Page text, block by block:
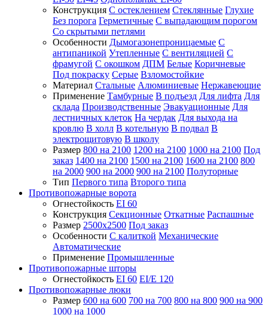
Конструкция С остеклением Стеклянные Глухие
Без порога Герметичные С выпадающим порогом
Со скрытыми петлями
Особенности Дымогазонепроницаемые С
антипаникой Утепленные С вентиляцией С
фрамугой С окошком ДПМ Белые Коричневые
Под покраску Серые Взломостойкие
Материал Стальные Алюминиевые Нержавеющие
Применение Тамбурные В подъезд Для лифта Для
склада Производственные Эвакуационные Для
лестничных клеток На чердак Для выхода на
кровлю В холл В котельную В подвал В
электрощитовую В школу
Размер 800 на 2100 1200 на 2100 1000 на 2100 Под
заказ 1400 на 2100 1500 на 2100 1600 на 2100 800
на 2000 900 на 2000 900 на 2100 Полуторные
Тип Первого типа Второго типа
Противопожарные ворота
Огнестойкость EI 60
Конструкция Секционные Откатные Распашные
Размер 2500x2500 Под заказ
Особенности С калиткой Механические
Автоматические
Применение Промышленные
Противопожарные шторы
Огнестойкость EI 60 EI/E 120
Противопожарные люки
Размер 600 на 600 700 на 700 800 на 800 900 на 900
1000 на 1000